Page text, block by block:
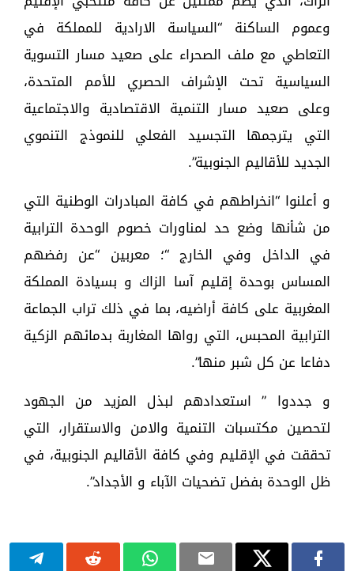
وعموم الساكنة “السياسة الارادية للمملكة في
التعاطي مع ملف الصحراء على صعيد مسار التسوية
السياسية تحت الإشراف الحصري للأمم المتحدة،
وعلى صعيد مسار التنمية الاقتصادية والاجتماعية
التي يترجمها التجسيد الفعلي للنموذج التنموي
الجديد للأقاليم الجنوبية”.
و أعلنوا “انخراطهم في كافة المبادرات الوطنية التي
من شأنها وضع حد لمناورات خصوم الوحدة الترابية
في الداخل وفي الخارج “؛ معربين “عن رفضهم
المساس بوحدة إقليم آسا الزاك و بسيادة المملكة
المغربية على كافة أراضيه، بما في ذلك تراب الجماعة
الترابية المحبس، التي رواها المغاربة بدمائهم الزكية
دفاعا عن كل شبر منها”.
و جددوا ” استعدادهم لبذل المزيد من الجهود
لتحصين مكتسبات التنمية والامن والاستقرار، التي
تحققت في الإقليم وفي كافة الأقاليم الجنوبية، في
ظل الوحدة بفضل تضحيات الآباء و الأجداد”.